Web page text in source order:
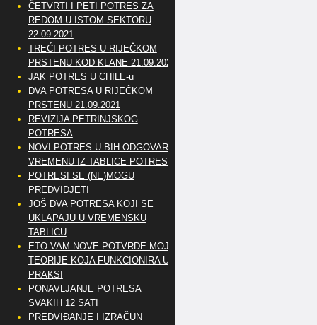
ČETVRTI I PETI POTRES ZA
REDOM U ISTOM SEKTORU
22.09.2021
TREĆI POTRES U RIJEČKOM
PRSTENU KOD KLANE 21.09.2021
JAK POTRES U CHILE-u
DVA POTRESA U RIJEČKOM
PRSTENU 21.09.2021
REVIZIJA PETRINJSKOG
POTRESA
NOVI POTRES U BIH ODGOVARA
VREMENU IZ TABLICE POTRESA
POTRESI SE (NE)MOGU
PREDVIDJETI
JOŠ DVA POTRESA KOJI SE
UKLAPAJU U VREMENSKU
TABLICU
ETO VAM NOVE POTVRDE MOJE
TEORIJE KOJA FUNKCIONIRA U
PRAKSI
PONAVLJANJE POTRESA
SVAKIH 12 SATI
PREDVIĐANJE I IZRAČUN